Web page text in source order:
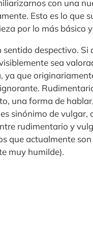
con una
Esto es lo que
por lo más básico
despectivo.
sea
ya que
una forma de
sinónimo de vulgar,
rudimentario y
que actualmente
muy humilde).